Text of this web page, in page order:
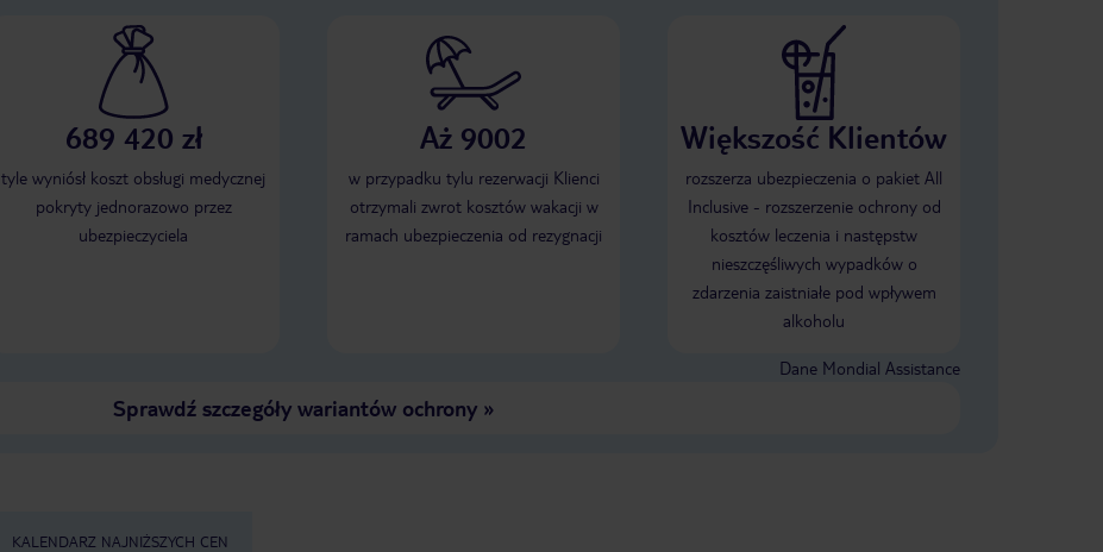
689 420 zł
tyle wyniósł koszt obsługi medycznej
pokryty jednorazowo przez
ubezpieczyciela
Aż 9002
w przypadku tylu rezerwacji Klienci
otrzymali zwrot kosztów wakacji w
ramach ubezpieczenia od rezygnacji
Większość Klientów
rozszerza ubezpieczenia o pakiet All
Inclusive - rozszerzenie ochrony od
kosztów leczenia i następstw
nieszczęśliwych wypadków o
zdarzenia zaistniałe pod wpływem
alkoholu
Dane Mondial Assistance
Sprawdź szczegóły wariantów ochrony»
KALENDARZ NAJNIŻSZYCH CEN